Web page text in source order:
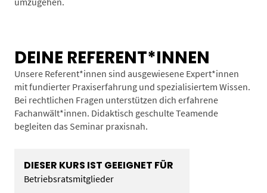
DEINE REFERENT*INNEN
Unsere Referent*innen sind ausgewiesene Expert*innen
mit fundierter Praxiserfahrung und spezialisiertem Wissen.
Bei rechtlichen Fragen unterstützen dich erfahrene
Fachanwält*innen. Didaktisch geschulte Teamende
begleiten das Seminar praxisnah.
DIESER KURS IST GEEIGNET FÜR
Betriebsratsmitglieder